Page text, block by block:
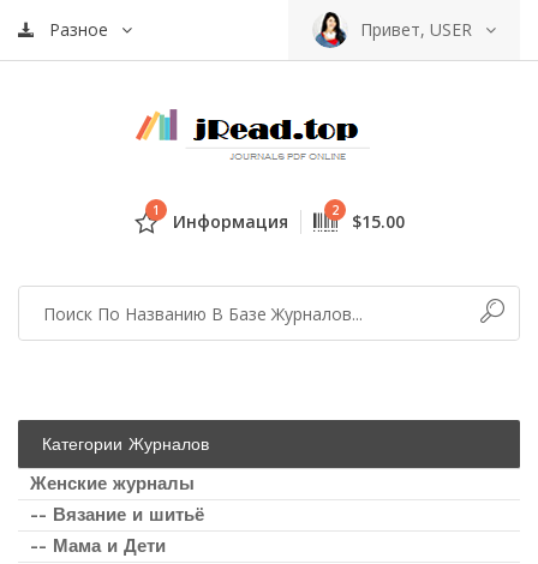
Разное Привет, USER
1 Информация 2 $15.00
Категории Журналов
Женские журналы
-- Вязание и шитьё
-- Мама и Дети